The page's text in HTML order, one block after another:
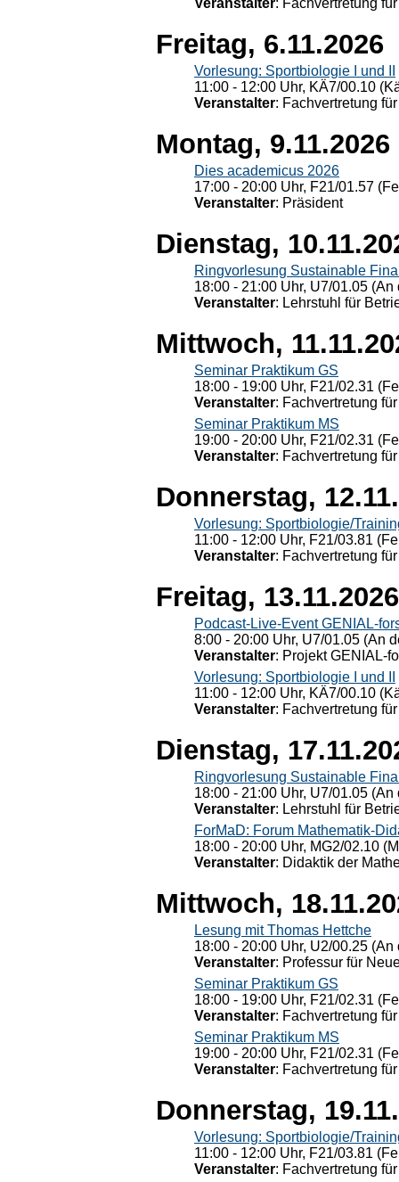
Veranstalter: Fachvertretung
Freitag, 6.11.2026
Vorlesung: Sportbiologie I und II
11:00 - 12:00 Uhr, KÄ7/00.10
Veranstalter: Fachvertretung
Montag, 9.11.2026
Dies academicus 2026
17:00 - 20:00 Uhr, F21/01.57
Veranstalter: Präsident
Dienstag,
Ringvorlesung Sustainable
18:00 - 21:00 Uhr, U7/01.05
Veranstalter: Lehrstuhl für
Mittwoch,
Seminar Praktikum GS
18:00 - 19:00 Uhr, F21/02.31
Veranstalter: Fachvertretung
Seminar Praktikum MS
19:00 - 20:00 Uhr, F21/02.31
Veranstalter: Fachvertretung
Donnerstag,
Vorlesung: Sportbiologie/
11:00 - 12:00 Uhr, F21/03.81
Veranstalter: Fachvertretung
Freitag, 13.11.2026
Podcast-Live-Event GENIAL-
8:00 - 20:00 Uhr, U7/01.05 (An
Veranstalter: Projekt GENIAL-
Vorlesung: Sportbiologie I und II
11:00 - 12:00 Uhr, KÄ7/00.10
Veranstalter: Fachvertretung
Dienstag,
Ringvorlesung Sustainable
18:00 - 21:00 Uhr, U7/01.05
Veranstalter: Lehrstuhl für
ForMaD: Forum Mathematik-
18:00 - 20:00 Uhr, MG2/02.10
Veranstalter: Didaktik der
Mittwoch,
Lesung mit Thomas Hettche
18:00 - 20:00 Uhr, U2/00.25
Veranstalter: Professur für
Seminar Praktikum GS
18:00 - 19:00 Uhr, F21/02.31
Veranstalter: Fachvertretung
Seminar Praktikum MS
19:00 - 20:00 Uhr, F21/02.31
Veranstalter: Fachvertretung
Donnerstag,
Vorlesung: Sportbiologie/
11:00 - 12:00 Uhr, F21/03.81
Veranstalter: Fachvertretung